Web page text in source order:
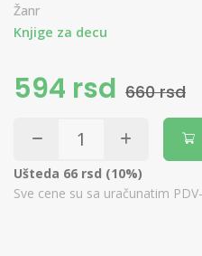
Žanr
Knjige za decu
594 rsd 660 rsd
Ušteda 66 rsd (10%)
Sve cene su sa uračunatim